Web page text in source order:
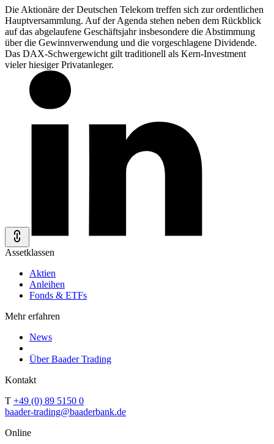
Die Aktionäre der Deutschen Telekom treffen sich zur ordentlichen
Hauptversammlung. Auf der Agenda stehen neben dem Rückblick
auf das abgelaufene Geschäftsjahr insbesondere die Abstimmung
über die Gewinnverwendung und die vorgeschlagene Dividende.
Das DAX-Schwergewicht gilt traditionell als Kern-Investment
vieler hiesiger Privatanleger.
Assetklassen
Aktien
Anleihen
Fonds & ETFs
Mehr erfahren
News
Über Baader Trading
Kontakt
T +49 (0) 89 5150 0
baader-trading@baaderbank.de
Online